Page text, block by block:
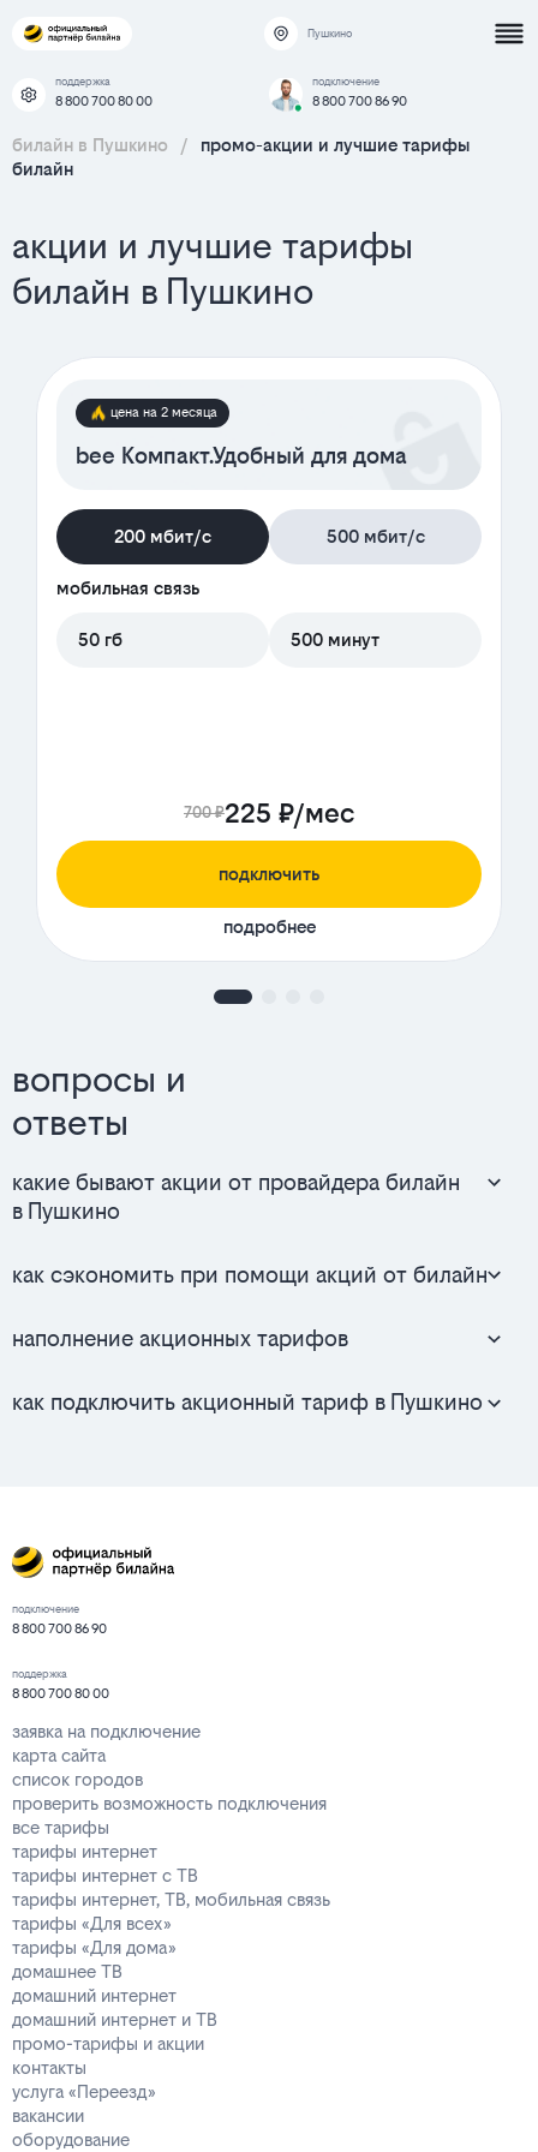
Пушкино
поддержка
8 800 700 80 00
подключение
8 800 700 86 90
билайн в Пушкино /
промо-акции и лучшие тарифы
билайн
акции и лучшие тарифы
билайн в Пушкино
цена на 2 месяца
bee Компакт.Удобный для дома
200 мбит/с 500 мбит/с
мобильная связь
50 гб 500 минут
700 ₽225 ₽/мес
подключить
подробнее
вопросы и
ответы
какие бывают акции от провайдера билайн
в Пушкино
как сэкономить при помощи акций от билайн
наполнение акционных тарифов
как подключить акционный тариф в Пушкино
подключение
8 800 700 86 90
поддержка
8 800 700 80 00
заявка на подключение
карта сайта
список городов
проверить возможность подключения
все тарифы
тарифы интернет
тарифы интернет с ТВ
тарифы интернет, ТВ, мобильная связь
тарифы «Для всех»
тарифы «Для дома»
домашнее ТВ
домашний интернет
домашний интернет и ТВ
промо-тарифы и акции
контакты
услуга «Переезд»
вакансии
оборудование